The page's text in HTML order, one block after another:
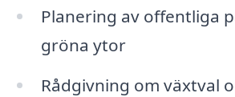
Planering av offentliga
gröna ytor
Rådgivning om växtval